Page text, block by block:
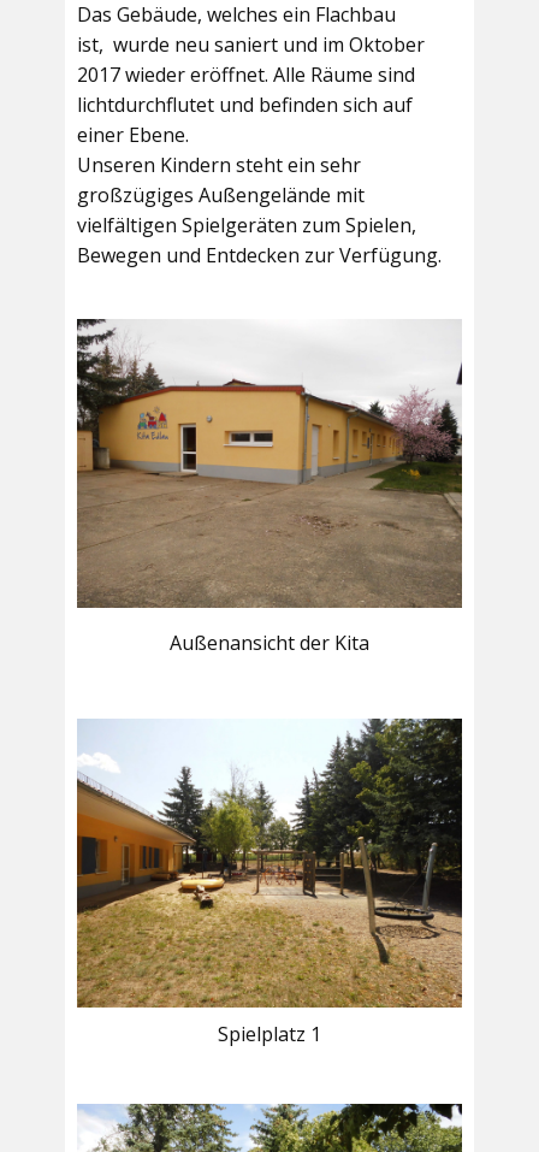
Das Gebäude, welches ein Flachbau
ist, wurde neu saniert und im Oktober
2017 wieder eröffnet. Alle Räume sind
lichtdurchflutet und befinden sich auf
einer Ebene.
Unseren Kindern steht ein sehr
großzügiges Außengelände mit
vielfältigen Spielgeräten zum Spielen,
Bewegen und Entdecken zur Verfügung.
Außenansicht der Kita
Spielplatz 1